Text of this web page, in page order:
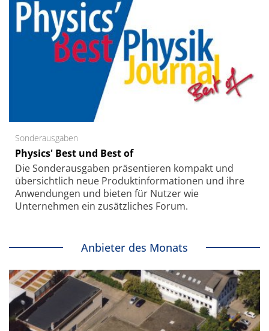
Sonderausgaben
Physics' Best und Best of
Die Sonder­ausgaben präsentieren kompakt und
übersichtlich neue Produkt­informationen und ihre
Anwendungen und bieten für Nutzer wie
Unternehmen ein zusätzliches Forum.
Anbieter des Monats